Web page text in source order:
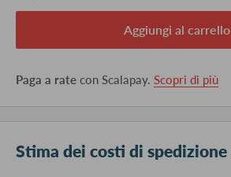
Aggiungi al carrello
Paga a rate con Scalapay. Scopri di più
Stima dei costi di spedizione